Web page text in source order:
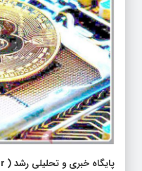
پایگاه خبری و تحلیلی رشد(